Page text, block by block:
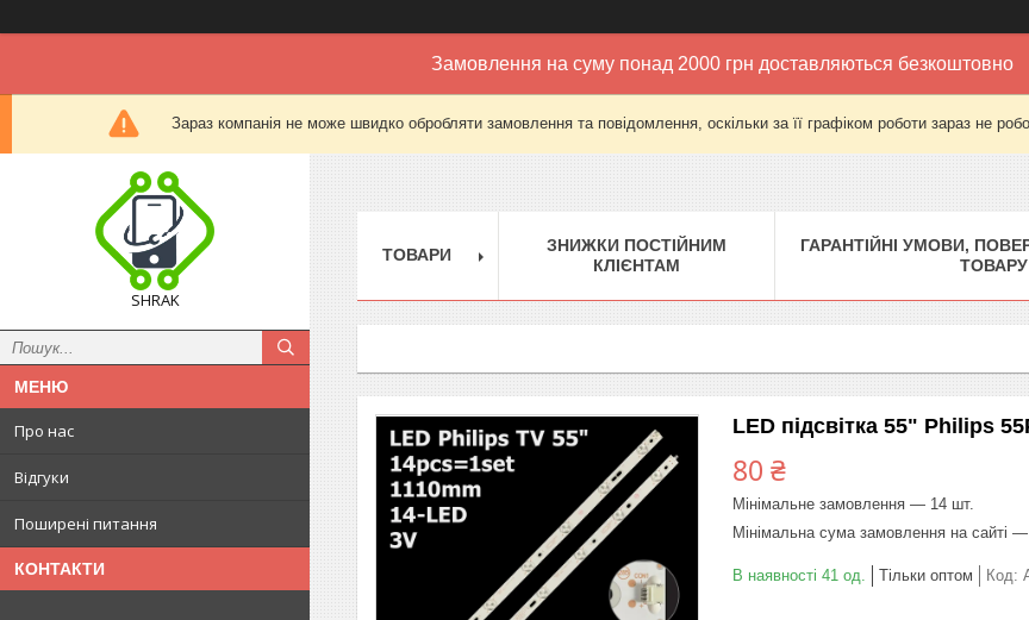
Замовлення на суму понад 2000 грн доставляються безкоштовно
Зараз компанія не може швидко обробляти замовлення та повідомлення, оскільки за її графіком роботи зараз не
SHRAK
Про нас
Відгуки
Поширені питання
КОНТАКТИ
ТОВАРИ
ЗНИЖКИ ПОСТІЙНИМ
КЛІЄНТАМ
ГАРАНТІЙНІ УМОВИ,
ТОВАРУ
LED підсвітка 55" Philips
80 ₴
Мінімальне замовлення — 14 шт.
Мінімальна сума замовлення на сайті
В наявності 41 од. Тільки оптом Код: